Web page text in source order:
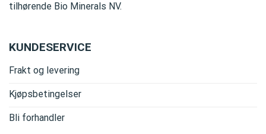
tilhørende Bio Minerals NV.
KUNDESERVICE
Frakt og levering
Kjøpsbetingelser
Bli forhandler